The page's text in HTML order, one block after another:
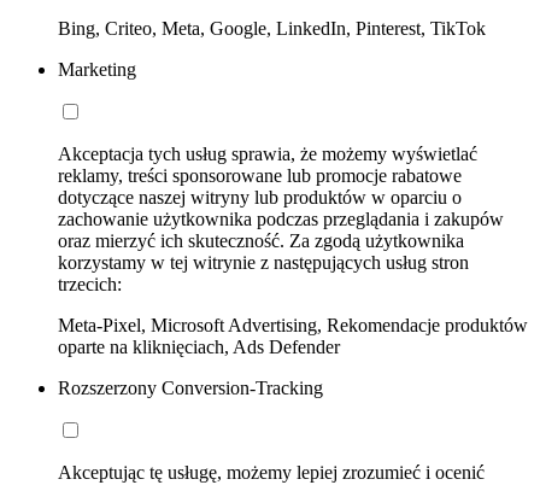
Bing, Criteo, Meta, Google, LinkedIn, Pinterest, TikTok
Marketing
Akceptacja tych usług sprawia, że możemy wyświetlać
reklamy, treści sponsorowane lub promocje rabatowe
dotyczące naszej witryny lub produktów w oparciu o
zachowanie użytkownika podczas przeglądania i zakupów
oraz mierzyć ich skuteczność. Za zgodą użytkownika
korzystamy w tej witrynie z następujących usług stron
trzecich:
Meta-Pixel, Microsoft Advertising, Rekomendacje produktów
oparte na kliknięciach, Ads Defender
Rozszerzony Conversion-Tracking
Akceptując tę usługę, możemy lepiej zrozumieć i ocenić